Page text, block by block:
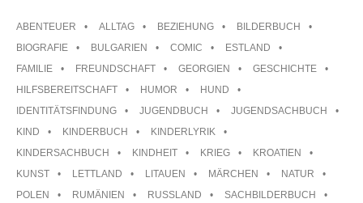
ABENTEUER ALLTAG BEZIEHUNG
BILDERBUCH
BIOGRAFIE
BULGARIEN COMIC
ESTLAND
FAMILIE
FREUNDSCHAFT GEORGIEN
GESCHICHTE
HILFSBEREITSCHAFT
HUMOR
HUND
IDENTITÄTSFINDUNG
JUGENDBUCH
JUGENDSACHBUCH
KIND
KINDERBUCH
KINDERLYRIK
KINDERSACHBUCH
KINDHEIT KRIEG
KROATIEN
KUNST
LETTLAND LITAUEN MÄRCHEN
NATUR
POLEN
RUMÄNIEN RUSSLAND
SACHBILDERBUCH